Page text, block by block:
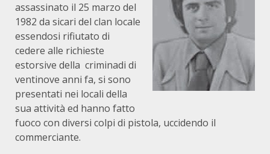
assassinato il 25 marzo del
1982 da sicari del clan locale
essendosi rifiutato di
cedere alle richieste
estorsive della criminadi di
ventinove anni fa, si sono
presentati nei locali della
sua attività ed hanno fatto
fuoco con diversi colpi di pistola, uccidendo il
commerciante.